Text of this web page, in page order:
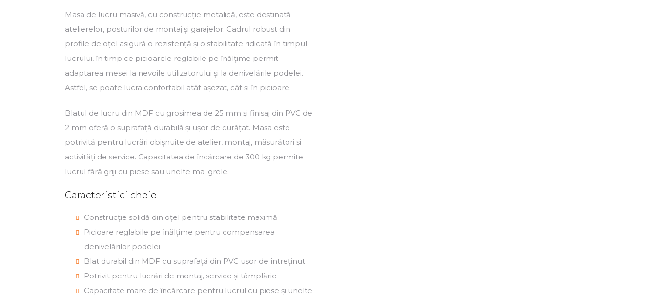
Masa de lucru masivă, cu construcție metalică, este destinată
atelierelor, posturilor de montaj și garajelor. Cadrul robust din
profile de oțel asigură o rezistență și o stabilitate ridicată în timpul
lucrului, în timp ce picioarele reglabile pe înălțime permit
adaptarea mesei la nevoile utilizatorului și la denivelările podelei.
Astfel, se poate lucra confortabil atât așezat, cât și în picioare.
Blatul de lucru din MDF cu grosimea de 25 mm și finisaj din PVC de
2 mm oferă o suprafață durabilă și ușor de curățat. Masa este
potrivită pentru lucrări obișnuite de atelier, montaj, măsurători și
activități de service. Capacitatea de încărcare de 300 kg permite
lucrul fără griji cu piese sau unelte mai grele.
Caracteristici cheie
Construcție solidă din oțel pentru stabilitate maximă
Picioare reglabile pe înălțime pentru compensarea
denivelărilor podelei
Blat durabil din MDF cu suprafață din PVC ușor de întreținut
Potrivit pentru lucrări de montaj, service și tâmplărie
Capacitate mare de încărcare pentru lucrul cu piese și unelte